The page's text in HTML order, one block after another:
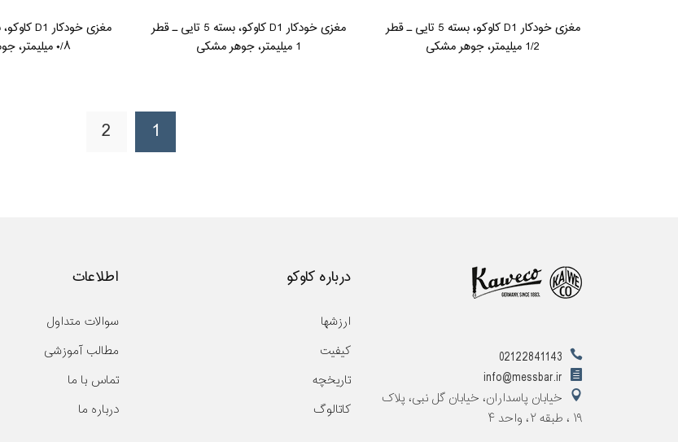
مغزی خودکار D1 کاوکو، بسته 5 تایی ـ قطر
1/2 میلیمتر، جوهر مشکی
مغزی خودکار D1 کاوکو، بسته 5 تایی ـ قطر
1 میلیمتر، جوهر مشکی
۰/۸ میلیمتر، جوهر مشکی
1
2
02122841143
info@messbar.ir
خیابان پاسداران، خیابان گل نبی، پلاک
۱۹ ، طبقه ۲، واحد ۴
درباره کاوکو
ارزشها
کیفیت
تاریخچه
کاتالوگ
اطلاعات
سوالات متداول
مطالب آموزشی
تماس با ما
درباره ما